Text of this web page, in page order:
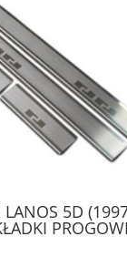
LANOS 5D